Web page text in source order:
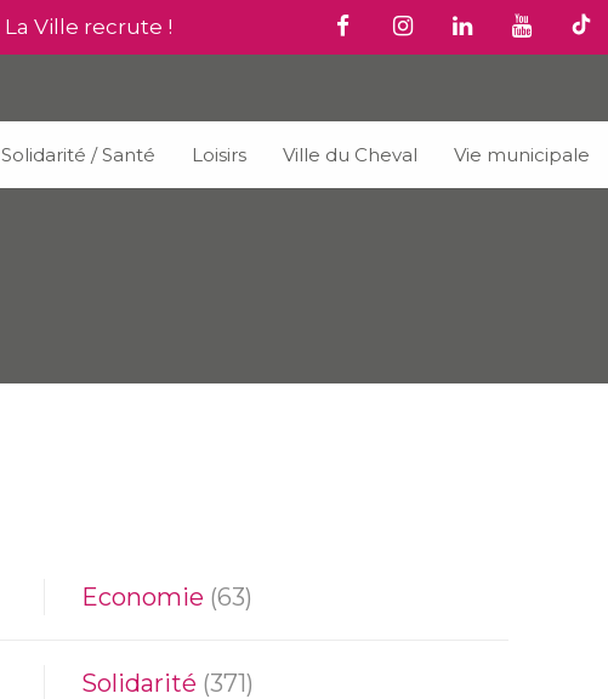
La Ville recrute !
Solidarité / Santé Loisirs Ville du Cheval Vie municipale
Economie (63)
Solidarité (371)